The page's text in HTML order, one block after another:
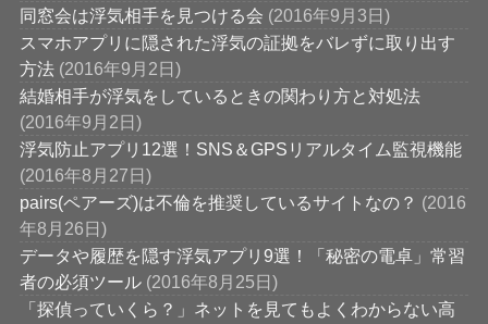
同窓会は浮気相手を見つける会 (2016年9月3日)
スマホアプリに隠された浮気の証拠をバレずに取り出す
方法 (2016年9月2日)
結婚相手が浮気をしているときの関わり方と対処法
(2016年9月2日)
浮気防止アプリ12選！SNS＆GPSリアルタイム監視機能
(2016年8月27日)
pairs(ペアーズ)は不倫を推奨しているサイトなの？ (2016
年8月26日)
データや履歴を隠す浮気アプリ9選！「秘密の電卓」常習
者の必須ツール (2016年8月25日)
「探偵っていくら？」ネットを見てもよくわからない高